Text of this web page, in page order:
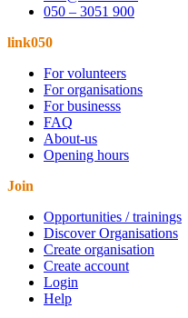
050 – 3051 900
link050
For volunteers
For organisations
For businesss
FAQ
About-us
Opening hours
Join
Opportunities / trainings
Discover Organisations
Create organisation
Create account
Login
Help